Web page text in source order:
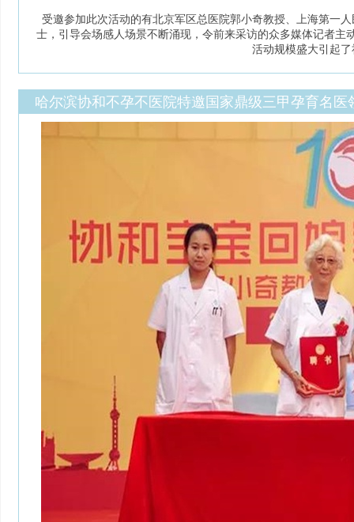
受邀参加此次活动的有北京军区总医院郭小奇教授、上海第一
士，引导会场感人场景不断涌现，令前来采访的众多媒体记者
活动规模盛大引起
哈尔滨协和不孕不医院特邀国家鼎级三甲孕育名医